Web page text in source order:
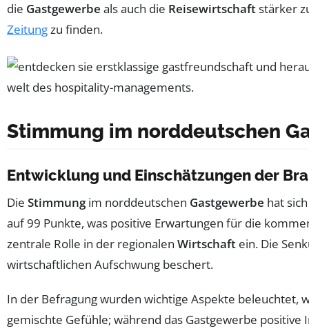
die Gastgewerbe als auch die Reisewirtschaftstärker
Zeitungzu finden.
Stimmung im norddeutschen
Entwicklung und Einschätzungen der
Die Stimmungim norddeutschen Gastgewerbe hat
auf 99 Punkte, was positive Erwartungen für die
zentrale Rolle in der regionalen Wirtschaft ein. Die
wirtschaftlichen Aufschwung beschert.
In der Befragung wurden wichtige Aspekte beleuchtet,
gemischte Gefühle; während das Gastgewerbe